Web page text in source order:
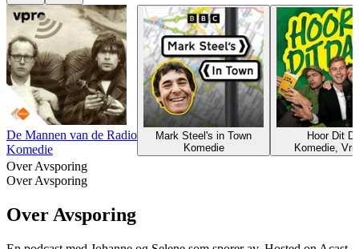
De Mannen van de Radio
Komedie
Mark Steel's in Town
Komedie
Hoor Dit
Komedie,
Over Avsporing
Over Avsporing
Over Avsporing